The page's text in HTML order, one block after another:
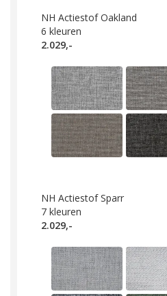
NH Actiestof Oakland
6 kleuren
2.029,-
NH Actiestof Sparr
7 kleuren
2.029,-